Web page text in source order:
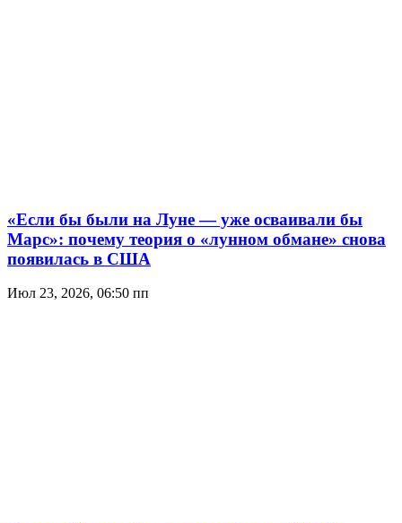
«Если бы были на Луне — уже осваивали бы
Марс»: почему теория о «лунном обмане» снова
появилась в США
Июл 23, 2026, 06:50 пп